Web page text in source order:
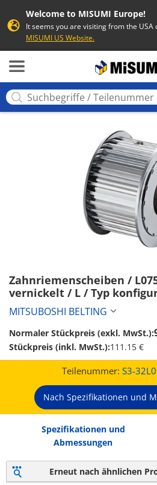
Welcome to MISUMI Europe!
It seems you are visiting from the USA
MISUMI US Website.
Zahnriemenscheiben /
vernickelt / L / Typ
Bordscheibe wählbar /
32L075BF-22T2K)
MITSUBOSHI BELTING
Normaler Stückpreis (exkl. MwSt.):
Stückpreis (inkl. MwSt.):111.15 €
Teilenummer: S3-
Nach Spezifikationen und
Spezifikationen und
Abmessungen
Erneut nach ähnlichen